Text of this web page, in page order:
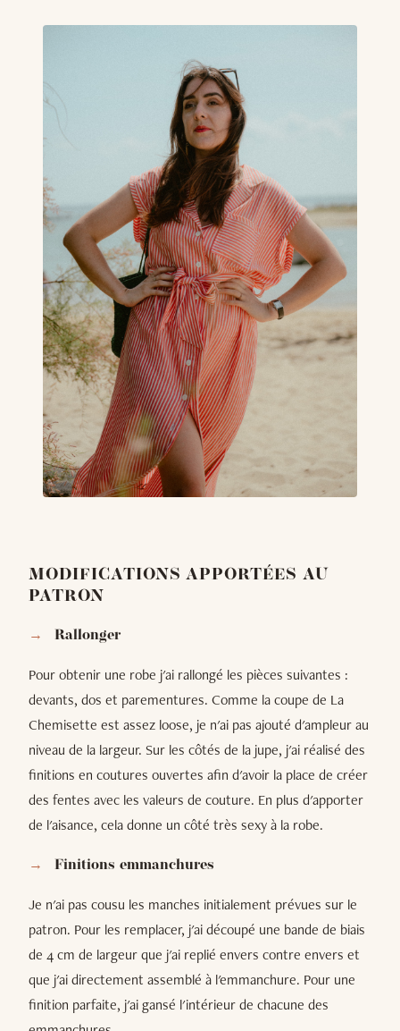
MODIFICATIONS APPORTÉES AU
PATRON
Rallonger
Pour obtenir une robe j'ai rallongé les pièces suivantes :
devants, dos et parementures. Comme la coupe de La
Chemisette est assez loose, je n'ai pas ajouté d'ampleur au
niveau de la largeur. Sur les côtés de la jupe, j'ai réalisé des
finitions en coutures ouvertes afin d'avoir la place de créer
des fentes avec les valeurs de couture. En plus d'apporter
de l'aisance, cela donne un côté très sexy à la robe.
Finitions emmanchures
Je n'ai pas cousu les manches initialement prévues sur le
patron. Pour les remplacer, j'ai découpé une bande de biais
de 4 cm de largeur que j'ai replié envers contre envers et
que j'ai directement assemblé à l'emmanchure. Pour une
finition parfaite, j'ai gansé l'intérieur de chacune des